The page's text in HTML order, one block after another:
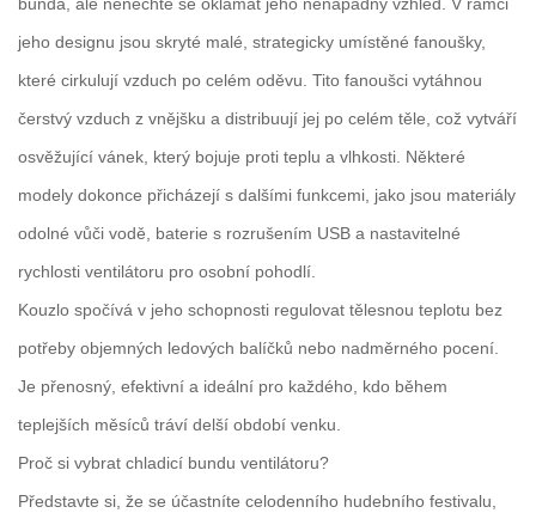
jeho designu jsou skryté malé, strategicky umístěné fanoušky,
které cirkulují vzduch po celém oděvu. Tito fanoušci vytáhnou
čerstvý vzduch z vnějšku a distribuují jej po celém těle, což vytváří
osvěžující vánek, který bojuje proti teplu a vlhkosti. Některé
modely dokonce přicházejí s dalšími funkcemi, jako jsou materiály
odolné vůči vodě, baterie s rozrušením USB a nastavitelné
rychlosti ventilátoru pro osobní pohodlí.
Kouzlo spočívá v jeho schopnosti regulovat tělesnou teplotu bez
potřeby objemných ledových balíčků nebo nadměrného pocení.
Je přenosný, efektivní a ideální pro každého, kdo během
teplejších měsíců tráví delší období venku.
Proč si vybrat chladicí bundu ventilátoru?
Představte si, že se účastníte celodenního hudebního festivalu,